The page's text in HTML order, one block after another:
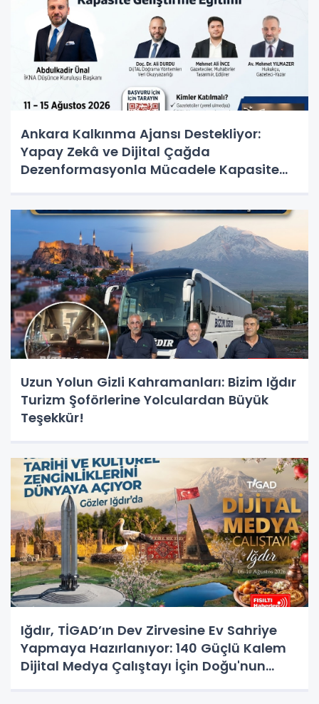
Ankara Kalkınma Ajansı Destekliyor:
Yapay Zekâ ve Dijital Çağda
Dezenformasyonla Mücadele Kapasite
Uzun Yolun Gizli Kahramanları: Bizim Iğdır
Turizm Şoförlerine Yolculardan Büyük
Teşekkür!
Iğdır, TİGAD’ın Dev Zirvesine Ev Sahriye
Yapmaya Hazırlanıyor: 140 Güçlü Kalem
Dijital Medya Çalıştayı İçin Doğu'nun